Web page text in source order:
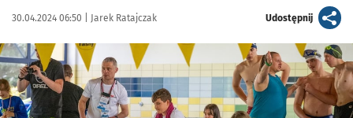
Data publikacji:
30.04.2024 06:50 | Autor:
Jarek Ratajczak Udostępnijartykuł
Kliknij, aby zobaczyć galerię